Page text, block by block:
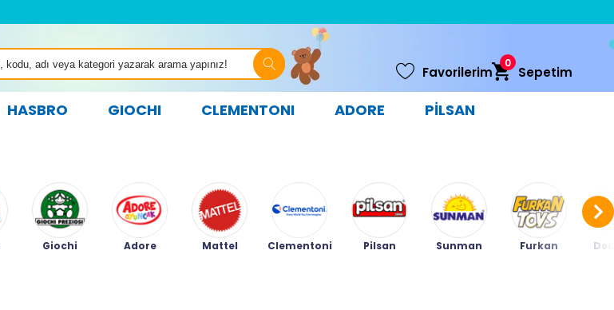
Sepetim
0
HASBRO GIOCHI CLEMENTONI ADORE
PİLSAN
Favorilerim
Giochi Adore Mattel Clementoni Pilsan Sunman Furkan